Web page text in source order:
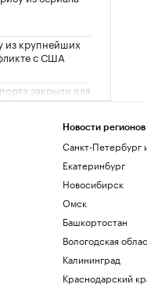
из крупнейших
с США
закрыли для
к
мессенджера
иммигрантов
розовых
это совпадением
Новости регионов
Санкт-Петербург
Екатеринбург
Новосибирск
Омск
Башкортостан
Вологодская
Калининград
Краснодарский